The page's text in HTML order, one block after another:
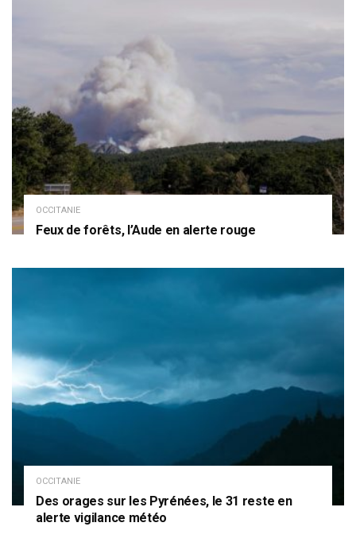
OCCITANIE
Feux de forêts, l’Aude en alerte rouge
OCCITANIE
Des orages sur les Pyrénées, le 31 reste en
alerte vigilance météo